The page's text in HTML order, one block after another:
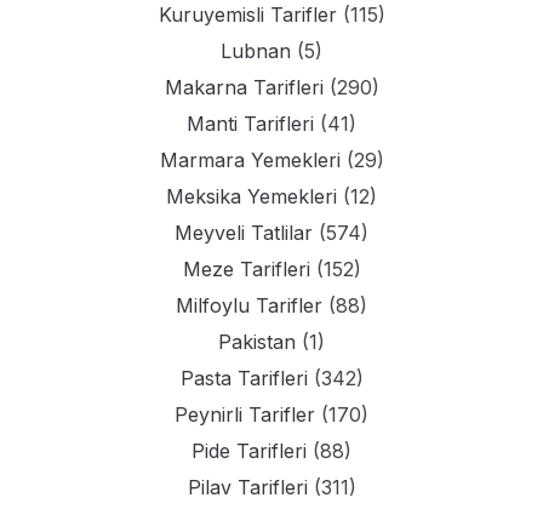
Kuruyemisli Tarifler(115)
Lubnan (5)
Makarna Tarifleri (290)
Manti Tarifleri (41)
Marmara Yemekleri (29)
Meksika Yemekleri (12)
Meyveli Tatlilar (574)
Meze Tarifleri (152)
Milfoylu Tarifler (88)
Pakistan (1)
Pasta Tarifleri (342)
Peynirli Tarifler (170)
Pide Tarifleri (88)
Pilav Tarifleri (311)